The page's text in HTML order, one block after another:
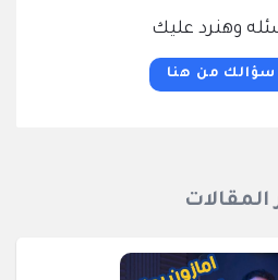
وهنرد عليك
من هنا
المقالات